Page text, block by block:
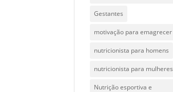
Gestantes
motivação para emagrecer
nutricionista para homens
nutricionista para mulheres
Nutrição esportiva e